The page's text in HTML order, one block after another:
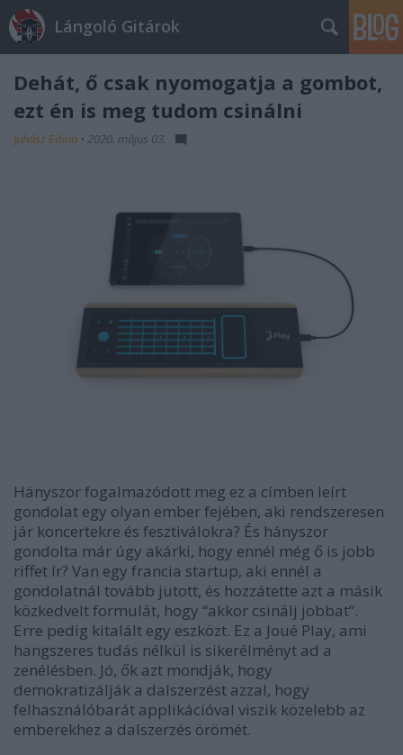
Lángoló Gitárok
Dehát, ő csak nyomogatja a gombot,
ezt én is meg tudom csinálni
Juhász Edina • 2020. május 03.
Hányszor fogalmazódott meg ez a címben leírt
gondolat egy olyan ember fejében, aki rendszeresen
jár koncertekre és fesztiválokra? És hányszor
gondolta már úgy akárki, hogy ennél még ő is jobb
riffet ír? Van egy francia startup, aki ennél a
gondolatnál tovább jutott, és hozzátette azt a másik
közkedvelt formulát, hogy “akkor csinálj jobbat”.
Erre pedig kitalált egy eszközt. Ez a Joué Play, ami
hangszeres tudás nélkül is sikerélményt ad a
zenélésben. Jó, ők azt mondják, hogy
demokratizálják a dalszerzést azzal, hogy
felhasználóbarát applikációval viszik közelebb az
emberekhez a dalszerzés örömét.